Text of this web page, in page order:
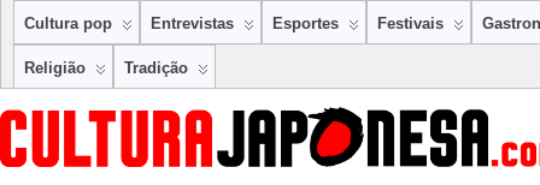
Cultura pop Entrevistas Esportes Festivais
Religião Tradição